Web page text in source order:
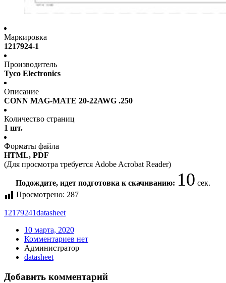
Маркировка
1217924-1
Производитель
Tyco Electronics
Описание
CONN MAG-MATE 20-22AWG .250
Количество страниц
1 шт.
Форматы файла
HTML, PDF
(Для просмотра требуется Adobe Acrobat Reader)
Подождите, идет подготовка к скачиванию: 10 сек.
Просмотрено: 287
12179241datasheet
10 марта, 2020
Комментариев нет
Администратор
datasheet
Добавить комментарий